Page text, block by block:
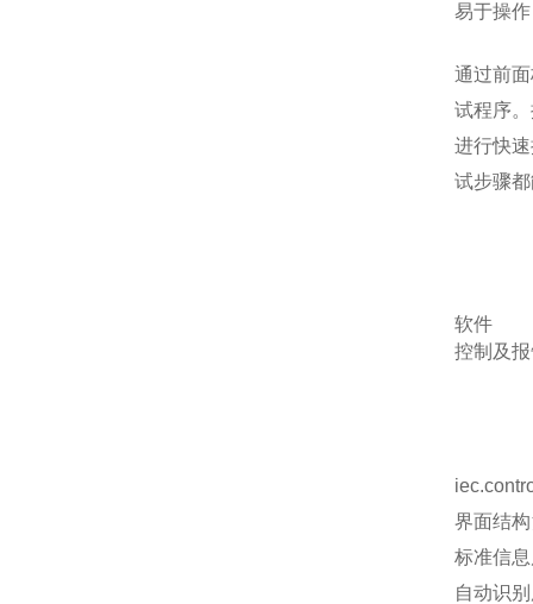
易于操作
通过前
试程序
进行快
试步骤
软件
控制及
界面结
标准信
自动识